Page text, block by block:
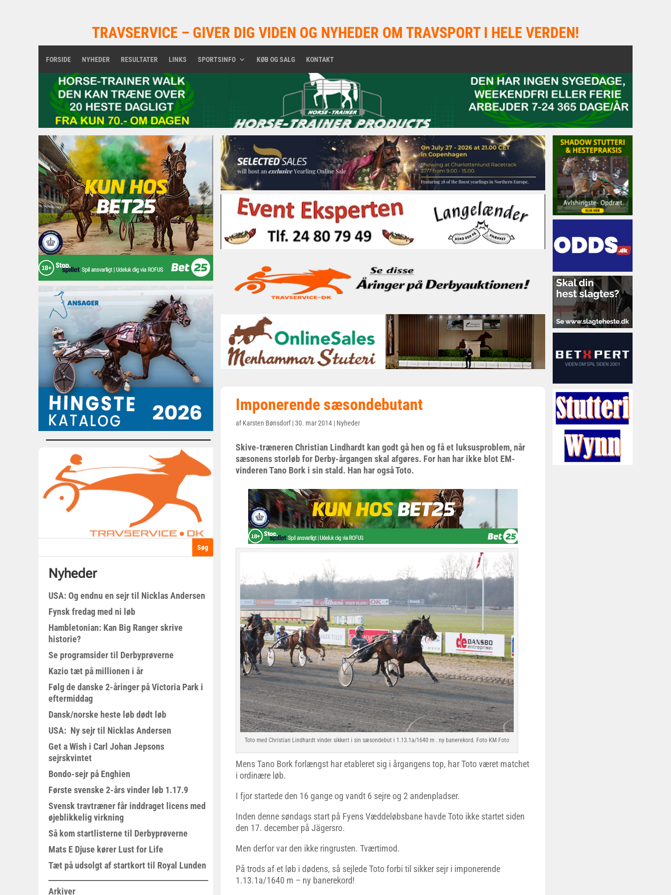
TRAVSERVICE – GIVER DIG VIDEN OG NYHEDER OM TRAVSPORT I HELE VERDEN!
FORSIDE NYHEDER RESULTATER LINKS SPORTSINFO KØB OG SALG KONTAKT
Nyheder
USA: Og endnu en sejr til Nicklas Andersen
Fynsk fredag med ni løb
Hambletonian: Kan Big Ranger skrive
historie?
Se programsider til Derbyprøverne
Kazio tæt på millionen i år
Følg de danske 2-åringer på Victoria Park i
eftermiddag
Dansk/norske heste løb dødt løb
USA: Ny sejr til Nicklas Andersen
Get a Wish i Carl Johan Jepsons
sejrskvintet
Bondo-sejr på Enghien
Første svenske 2-års vinder løb 1.17.9
Svensk travtræner får inddraget licens med
øjeblikkelig virkning
Så kom startlisterne til Derbyprøverne
Mats E Djuse kører Lust for Life
Tæt på udsolgt af startkort til Royal Lunden
Arkiver
Imponerende sæsondebutant
afKarsten Bønsdorf|30. mar 2014 | Nyheder
Skive-træneren Christian Lindhardt kan godt gå hen og få et luksusproblem, når
sæsonens storløb for Derby-årgangen skal afgøres. For han har ikke blot EM-
vinderen Tano Bork i sin stald. Han har også Toto.
Toto med Christian Lindhardt vinder sikkert i sin sæsondebut i 1.13.1a/1640 m . ny banerekord. Foto KM Foto
Mens Tano Bork forlængst har etableret sig i årgangens top, har Toto været matchet
i ordinære løb.
I fjor startede den 16 gange og vandt 6 sejre og 2 andenpladser.
Inden denne søndags start på Fyens Væddeløbsbane havde Toto ikke startet siden
den 17. december på Jägersro.
Men derfor var den ikke ringrusten. Tværtimod.
På trods af et løb i dødens, så sejlede Toto forbi til sikker sejr i imponerende
1.13.1a/1640 m – ny banerekord!